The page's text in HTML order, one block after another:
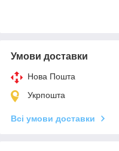
Умови доставки
Нова Пошта
Укрпошта
Всі умови доставки